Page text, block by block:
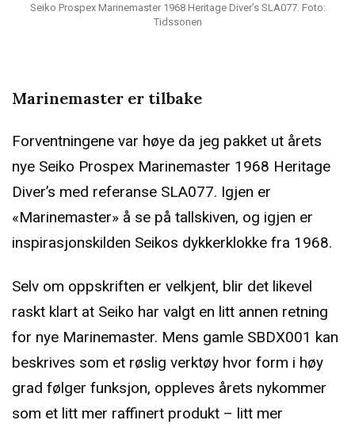
Seiko Prospex Marinemaster 1968 Heritage Diver’s SLA077. Foto:
Tidssonen
Marinemaster er tilbake
Forventningene var høye da jeg pakket ut årets
nye Seiko Prospex Marinemaster 1968 Heritage
Diver’s med referanse SLA077. Igjen er
«Marinemaster» å se på tallskiven, og igjen er
inspirasjonskilden Seikos dykkerklokke fra 1968.
Selv om oppskriften er velkjent, blir det likevel
raskt klart at Seiko har valgt en litt annen retning
for nye Marinemaster. Mens gamle SBDX001 kan
beskrives som et røslig verktøy hvor form i høy
grad følger funksjon, oppleves årets nykommer
som et litt mer raffinert produkt – litt mer